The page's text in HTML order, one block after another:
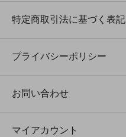
特定商取引法に基づく表記
プライバシーポリシー
お問い合わせ
マイアカウント